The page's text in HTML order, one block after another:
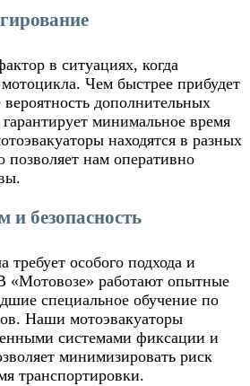
в ситуациях, когда
мотоцикла. Чем быстрее прибудет
дополнительных
минимальное время
находятся в разных
нам оперативно
и безопасность
требует особого подхода и
«Мотовозе» работают опытные
специальное обучение по
Наши мотоэвакуаторы
системами фиксации и
минимизировать риск
транспортировки.